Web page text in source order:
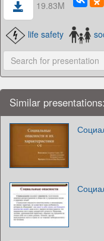
19.83M
life safety
Similar presentations: